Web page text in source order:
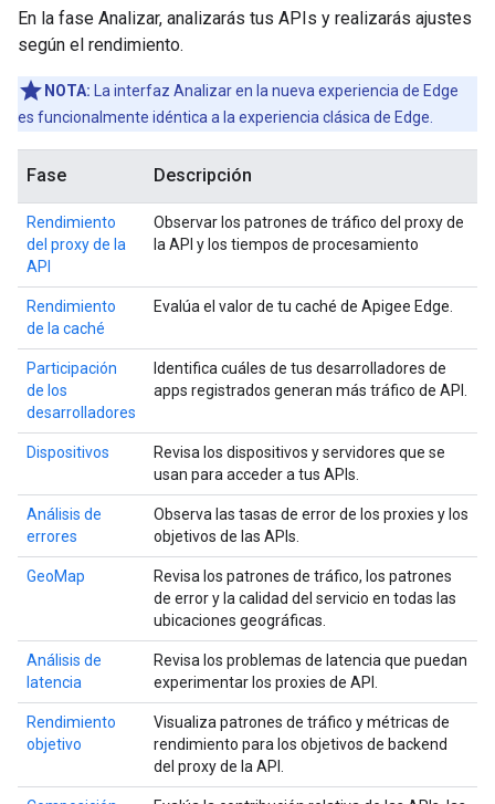
En la fase Analizar, analizarás tus APIs y realizarás ajustes
según el rendimiento.
NOTA: La interfaz Analizar en la nueva experiencia de Edge
es funcionalmente idéntica a la experiencia clásica de Edge.
Fase Descripción
Rendimiento
del proxy de la
API
Observar los patrones de tráfico del proxy de
la API y los tiempos de procesamiento
Rendimiento
de la caché
Evalúa el valor de tu caché de Apigee Edge.
Participación
de los
desarrolladores
Identifica cuáles de tus desarrolladores de
apps registrados generan más tráfico de API.
Dispositivos
Revisa los dispositivos y servidores que se
usan para acceder a tus APIs.
Análisis de
errores
Observa las tasas de error de los proxies y los
objetivos de las APIs.
GeoMap
Revisa los patrones de tráfico, los patrones
de error y la calidad del servicio en todas las
ubicaciones geográficas.
Análisis de
latencia
Revisa los problemas de latencia que puedan
experimentar los proxies de API.
Rendimiento
objetivo
Visualiza patrones de tráfico y métricas de
rendimiento para los objetivos de backend
del proxy de la API.